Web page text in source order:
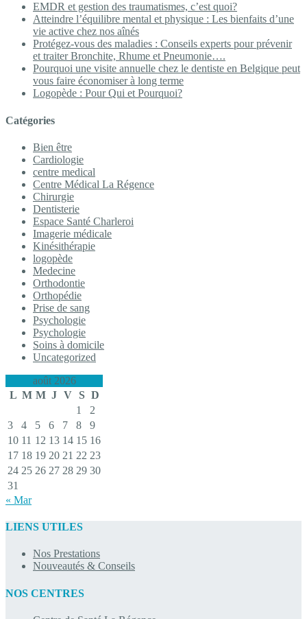
EMDR et gestion des traumatismes, c’est quoi?
Atteindre l’équilibre mental et physique : Les bienfaits d’une
vie active chez nos aînés
Protégez-vous des maladies : Conseils experts pour prévenir
et traiter Bronchite, Rhume et Pneumonie….
Pourquoi une visite annuelle chez le dentiste en Belgique peut
vous faire économiser à long terme
Logopède : Pour Qui et Pourquoi?
Catégories
Bien être
Cardiologie
centre medical
Centre Médical La Régence
Chirurgie
Dentisterie
Espace Santé Charleroi
Imagerie médicale
Kinésithérapie
logopède
Medecine
Orthodontie
Orthopédie
Prise de sang
Psychologie
Psychologie
Soins à domicile
Uncategorized
août 2026
L M M J V S D
1
2
3
4 5 6 7 8
9
10 11 12 13 14 15 16
17 18 19 20 21 22 23
24 25 26 27 28 29 30
31
« Mar
LIENS UTILES
Nos Prestations
Nouveautés & Conseils
NOS CENTRES